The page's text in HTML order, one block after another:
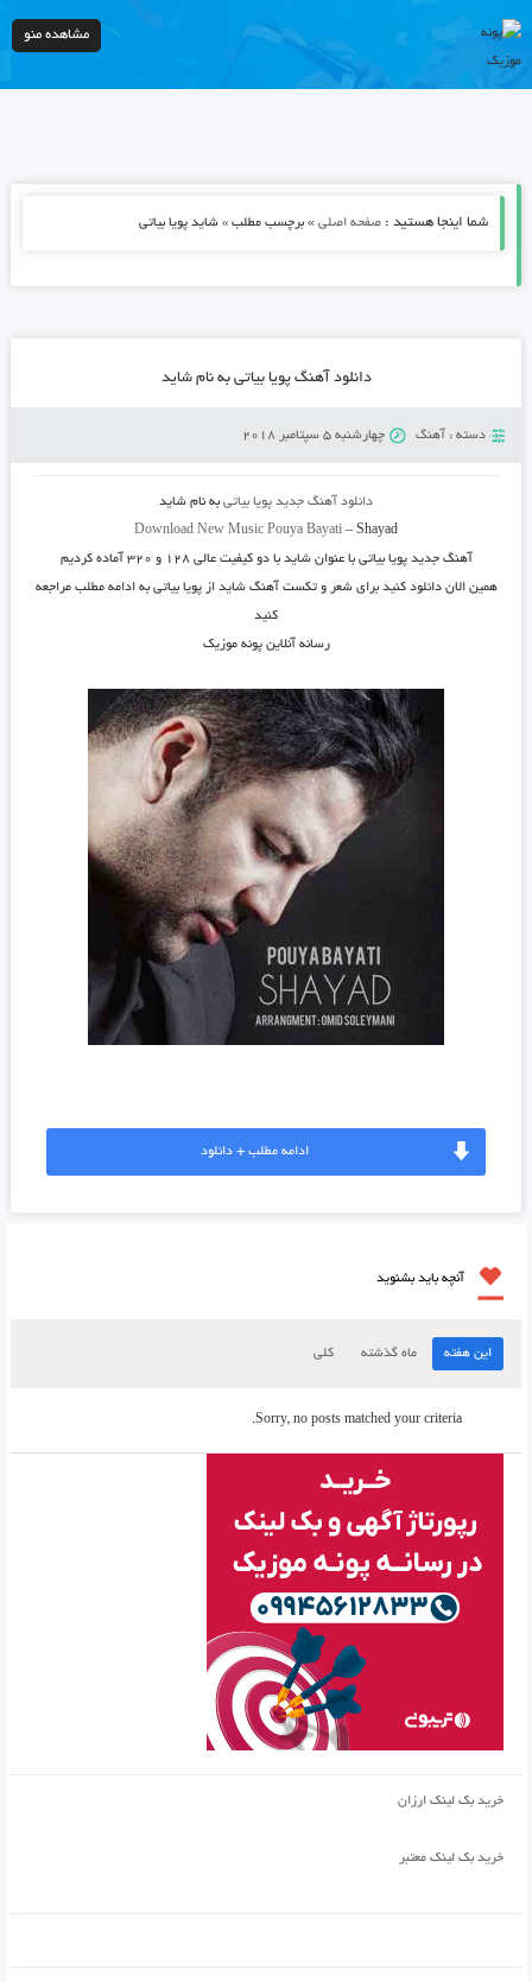
مشاهده منو
شما اینجا هستید : صفحه اصلی» برچسب مطلب » شاید پویا بیاتی
دانلود آهنگ پویا بیاتی به نام شاید
دسته : آهنگ چهارشنبه 5 سپتامبر 2018
دانلود آهنگ جدید پویا بیاتیبه نام شاید
Download New Music Pouya Bayati –Shayad
آهنگ جدیدپویا بیاتی با عنوانشاید با دو کیفیت عالی ۱۲۸ و ۳۲۰ آماده کردیم
همین الان دانلود کنید برای شعر و تکست آهنگ شاید از پویا بیاتی به ادامه مطلب مراجعه
کنید
رسانه آنلاین پونه موزیک
ادامه مطلب + دانلود
آنچه باید بشنوید
این هفته ماه گذشته کلی
Sorry, no posts matched your criteria.
خرید بک لینک ارزان
خرید بک لینک معتبر